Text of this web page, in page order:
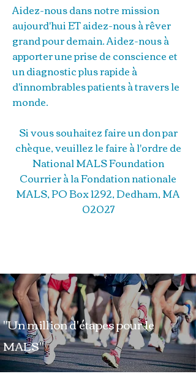
Aidez-nous dans notre mission
aujourd'hui ET aidez-nous à rêver
grand pour demain. Aidez-nous à
apporter une prise de conscience et
un diagnostic plus rapide à
d'innombrables patients à travers le
monde.
Si vous souhaitez faire un don par
chèque, veuillez le faire à l'ordre de
National MALS Foundation
Courrier à la Fondation nationale
MALS, PO Box 1292, Dedham, MA
02027
"Un million d'étapes pour le
MALS"